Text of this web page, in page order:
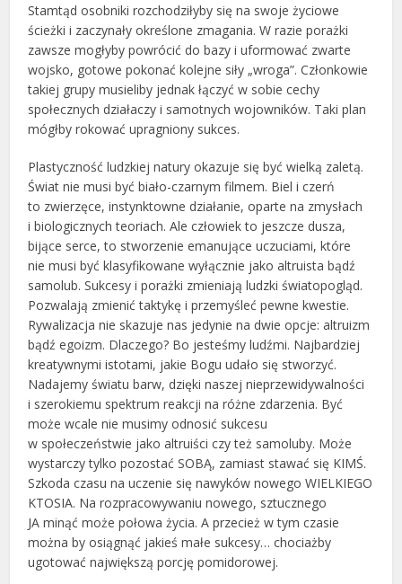
Stamtąd osobniki rozchodziłyby się na swoje życiowe
ścieżki i zaczynały określone zmagania. W razie porażki
zawsze mogłyby powrócić do bazy i uformować zwarte
wojsko, gotowe pokonać kolejne siły „wroga”. Członkowie
takiej grupy musieliby jednak łączyć w sobie cechy
społecznych działaczy i samotnych wojowników. Taki plan
mógłby rokować upragniony sukces.
Plastyczność ludzkiej natury okazuje się być wielką zaletą.
Świat nie musi być biało-czarnym filmem. Biel i czerń
to zwierzęce, instynktowne działanie, oparte na zmysłach
i biologicznych teoriach. Ale człowiek to jeszcze dusza,
bijące serce, to stworzenie emanujące uczuciami, które
nie musi być klasyfikowane wyłącznie jako altruista bądź
samolub. Sukcesy i porażki zmieniają ludzki światopogląd.
Pozwalają zmienić taktykę i przemyśleć pewne kwestie.
Rywalizacja nie skazuje nas jedynie na dwie opcje: altruizm
bądź egoizm. Dlaczego? Bo jesteśmy ludźmi. Najbardziej
kreatywnymi istotami, jakie Bogu udało się stworzyć.
Nadajemy światu barw, dzięki naszej nieprzewidywalności
i szerokiemu spektrum reakcji na różne zdarzenia. Być
może wcale nie musimy odnosić sukcesu
w społeczeństwie jako altruiści czy też samoluby. Może
wystarczy tylko pozostać SOBĄ, zamiast stawać się KIMŚ.
Szkoda czasu na uczenie się nawyków nowego WIELKIEGO
KTOSIA. Na rozpracowywaniu nowego, sztucznego
JA minąć może połowa życia. A przecież w tym czasie
można by osiągnąć jakieś małe sukcesy… chociażby
ugotować największą porcję pomidorowej.